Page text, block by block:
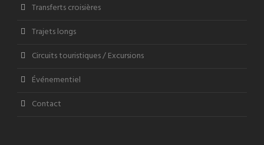
Transferts croisières
Trajets longs
Circuits touristiques / Excursions
Événementiel
Contact